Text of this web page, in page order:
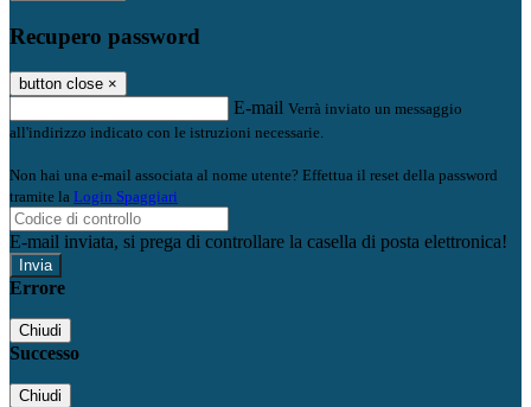
Recupero password
button close ×
E-mail Verrà inviato un messaggio
all'indirizzo indicato con le istruzioni necessarie.
Non hai una e-mail associata al nome utente? Effettua il reset della password
tramite la Login Spaggiari
E-mail inviata, si prega di controllare la casella di posta elettronica!
Errore
Chiudi
Successo
Chiudi